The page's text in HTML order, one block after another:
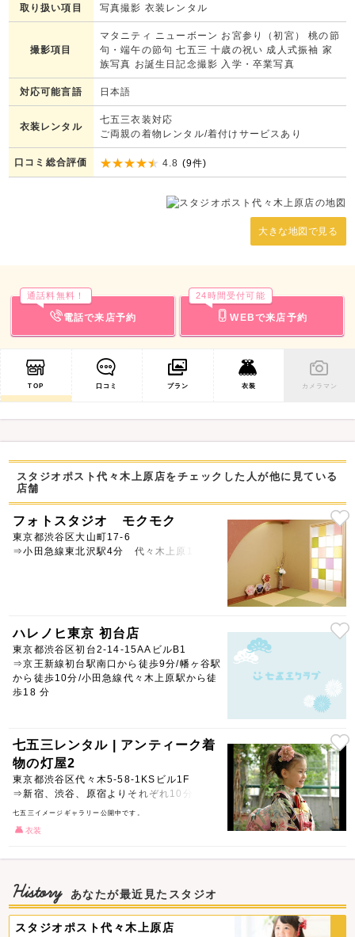
取り扱い項目 写真撮影 衣装レンタル
撮影項目
マタニティ ニューボーン お宮参り（初宮） 桃の節
句・端午の節句 七五三 十歳の祝い 成人式振袖 家
族写真 お誕生日記念撮影 入学・卒業写真
対応可能言語 日本語
衣装レンタル
七五三衣装対応
ご両親の着物レンタル/着付けサービスあり
口コミ総合評価 4.8 (9件)
大きな地図で見る
電話で来店予約
通話料無料！
WEBで来店予約
24時間受付可能
TOP 口コミ プラン 衣装 カメラマン
スタジオポスト代々木上原店をチェックした人が他に見ている
店舗
フォトスタジオ モクモク
東京都渋谷区大山町17-6
⇒小田急線東北沢駅4分 代々木上原10分
ハレノヒ東京 初台店
東京都渋谷区初台2-14-15AAビルB1
⇒京王新線初台駅南口から徒歩9分/幡ヶ谷駅
から徒歩10分/小田急線代々木上原駅から徒
歩18 分
七五三レンタル | アンティーク着
物の灯屋2
東京都渋谷区代々木5-58-1KSビル1F
⇒新宿、渋谷、原宿よりそれぞれ10分
七五三イメージギャラリー公開中です。
衣装
History あなたが最近見たスタジオ
スタジオポスト代々木上原店